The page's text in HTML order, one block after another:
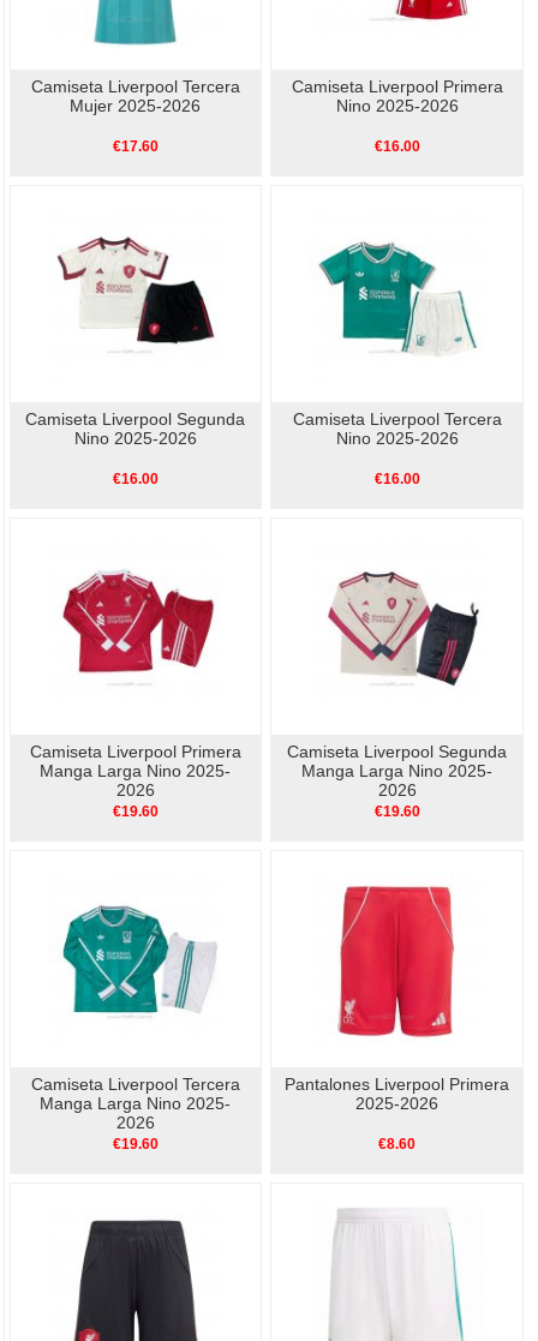
Camiseta Liverpool Tercera
Mujer 2025-2026
€17.60
Camiseta Liverpool Primera
Nino 2025-2026
€16.00
Camiseta Liverpool Segunda
Nino 2025-2026
€16.00
Camiseta Liverpool Tercera
Nino 2025-2026
€16.00
Camiseta Liverpool Primera
Manga Larga Nino 2025-
2026
€19.60
Camiseta Liverpool Segunda
Manga Larga Nino 2025-
2026
€19.60
Camiseta Liverpool Tercera
Manga Larga Nino 2025-
2026
€19.60
Pantalones Liverpool Primera
2025-2026
€8.60